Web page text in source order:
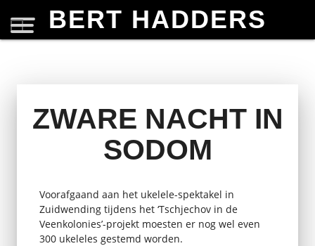
BERT HADDERS
ZWARE NACHT IN
SODOM
Voorafgaand aan het ukelele-spektakel in
Zuidwending tijdens het ‘Tschjechov in de
Veenkolonies’-projekt moesten er nog wel even
300 ukeleles gestemd worden.